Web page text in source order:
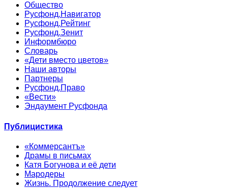
Общество
Русфонд.Навигатор
Русфонд.Рейтинг
Русфонд.Зенит
Информбюро
Словарь
«Дети вместо цветов»
Наши авторы
Партнеры
Русфонд.Право
«Вести»
Эндаумент Русфонда
Публицистика
«Коммерсантъ»
Драмы в письмах
Катя Богунова и её дети
Мародеры
Жизнь. Продолжение следует